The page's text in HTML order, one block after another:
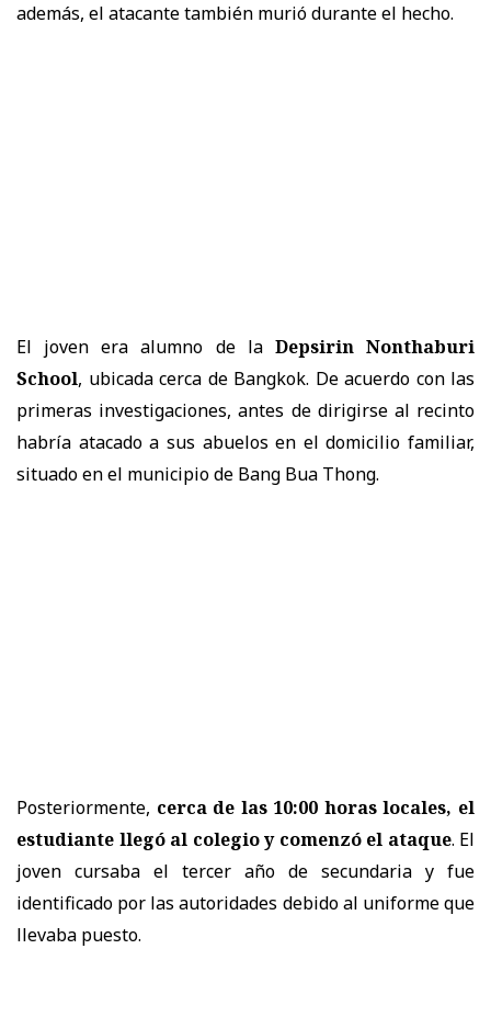
además, el atacante también murió durante el hecho.
El joven era alumno de la Depsirin Nonthaburi
School, ubicada cerca de Bangkok. De acuerdo con las
primeras investigaciones, antes de dirigirse al recinto
habría atacado a sus abuelos en el domicilio familiar,
situado en el municipio de Bang Bua Thong.
Posteriormente, cerca de las 10:00 horas locales, el
estudiante llegó al colegio y comenzó el ataque. El
joven cursaba el tercer año de secundaria y fue
identificado por las autoridades debido al uniforme que
llevaba puesto.